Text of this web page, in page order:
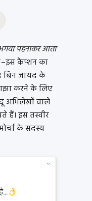
पहनाकर आता
कैप्शन का
बिन जायद के
करने के लिए
अभिलेखों वाले
हैं। इस तस्वीर
के सदस्य